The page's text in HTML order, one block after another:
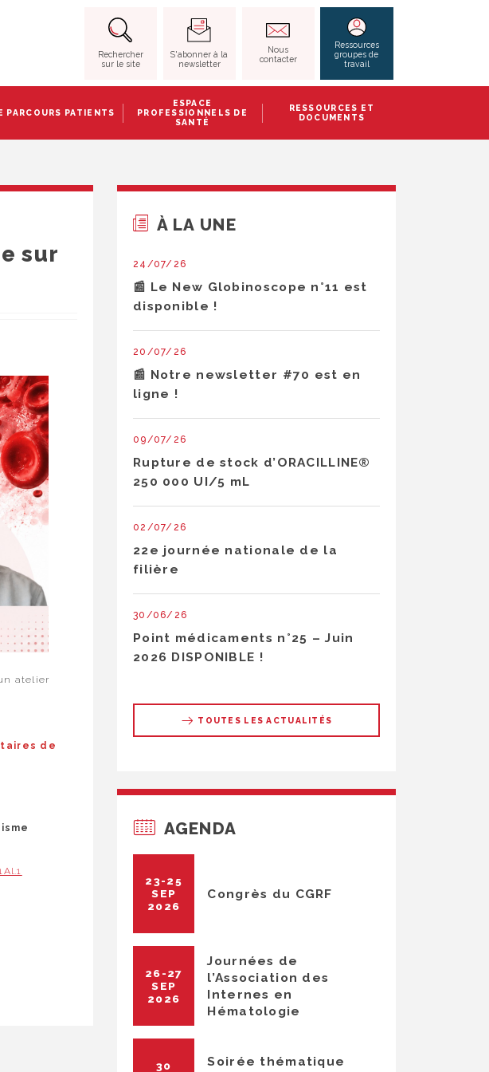
RECHERCHER
Rechercher
sur le site
S'abonner à la
newsletter
Nous
contacter
Ressources
groupes de
travail
PARCOURS PATIENTS
ESPACE
PROFESSIONNELS DE
SANTÉ
RESSOURCES ET
DOCUMENTS
sur
atelier
de
À LA UNE
24/07/26
📰 Le New Globinoscope n°11 est
disponible !
20/07/26
📰 Notre newsletter #70 est en
ligne !
09/07/26
Rupture de stock d’ORACILLINE®
250 000 UI/5 mL
02/07/26
22e journée nationale de la
filière
30/06/26
Point médicaments n°25 – Juin
2026 DISPONIBLE !
TOUTES LES ACTUALITÉS
AGENDA
23-25
SEP
2026
Congrès du CGRF
26-27
SEP
2026
Journées de
l’Association des
Internes en
Hématologie
30
Soirée thématique